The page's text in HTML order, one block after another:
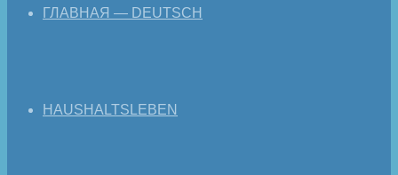
ГЛАВНАЯ — DEUTSCH
HAUSHALTSLEBEN